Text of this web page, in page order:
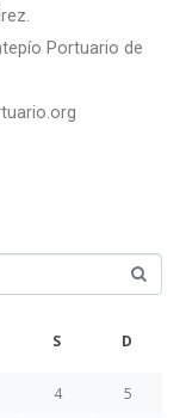
Portuario de
S D
4 5